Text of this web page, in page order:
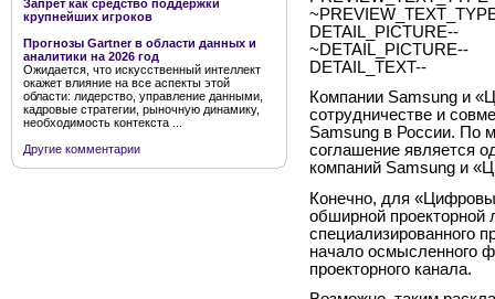
Запрет как средство поддержки
крупнейших игроков
Прогнозы Gartner в области данных и
аналитики на 2026 год
Ожидается, что искусственный интеллект
окажет влияние на все аспекты этой
области: лидерство, управление данными,
кадровые стратегии, рыночную динамику,
необходимость контекста ...
Другие комментарии
DETAIL_PICTURE--
~DETAIL_PICTURE--
DETAIL_TEXT--
Компании Samsung и
сотрудничестве и
Samsung в России. По
соглашение является
компаний Samsung и
Конечно, для
обширной проекторной
специализированного
начало осмысленного
проекторного канала.